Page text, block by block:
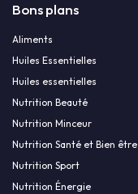
Bons plans
Aliments
Huiles Essentielles
Huiles essentielles
Nutrition Beauté
Nutrition Minceur
Nutrition Santé et Bien être
Nutrition Sport
Nutrition Énergie